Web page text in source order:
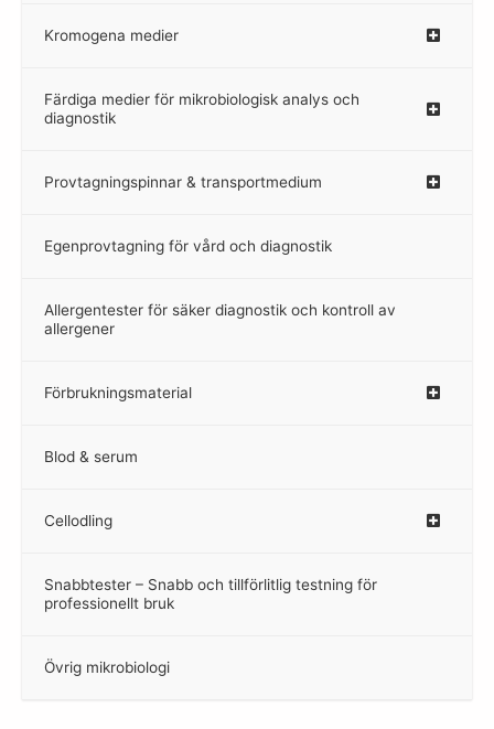
Kromogena medier
–
Färdiga medier för mikrobiologisk analys och
diagnostik
Provtagningspinnar & transportmedium
–
Egenprovtagning för vård och diagnostik
–
Allergentester för säker diagnostik och kontroll av
allergener
–
Förbrukningsmaterial
Blod & serum
Cellodling
–
Snabbtester – Snabb och tillförlitlig testning för
professionellt bruk
–
Övrig mikrobiologi
–